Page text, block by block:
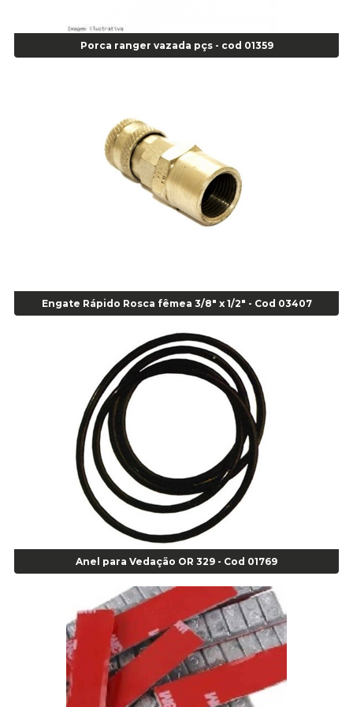
Agulha Inserto Pneus s/ câmara - Passeio - Cod 00163
Agulha para Aplicação Vipstem- Vipal - Cod 02558
Alicate Bico Curvo - Cod 01781
Alicate Bico Reto - Cod 02804
Alicate Bico Reto para Anéis Internos - Cod 00892
Alicate Bico Reto Tipo Telefone - Cod 02911
Alicate Bomba D Água - Cod 01326
Alicate de Corte Diagonal - cod 02138
Alicate de Pressão Gedore - Cod 01856
Alicate para Abracadeira 3/16" x 1.3/16" 29840 - Gedore - Cod 02174
Alicate para Anéis Externos Bico Reto - Gedore A2 - Cod 00894
Alicate para Anéis Externos com Bico Curvo - Gedore A21 - Cod 00895
Alicate para Anéis Internos Bico Curvo - Gedore J21 - Cod 00893
Alicate para Anéis Tipo Trava Câmbio 8134 Gedore - Cod 02008
Alicate para Balanceamento - Cod 03078
Alicate para trava de cambio 398 11" - Corneta - Cod 03113
Alicate Universal - Cod 01718
Alicate Universal 8" Gedore - Cod 00133
Anel Centralizador Fiat 4 pçs - Amarelo - Cod 00517
Anel Centralizador GM 4 pçs - Azul - Cod 00519
Anel Centralizador Honda 4 pçs - Vermelho - Cod 01465
Anel Centralizador Peugeot 4pçs - Branco - Cod 01466
Anel Centralizador Renault 4pçs - Marrom - Cod 01467
Anel Centralizador Toyota 4pçs - Preto - Cod 01335
Anel Centralizador VW 4pçs - Laranja - Cod 00520
Porca ranger vazada pçs - cod 01359
Engate Rápido Rosca fêmea 3/8" x 1/2" - Cod 03407
Anel para Vedação OR 329 - Cod 01769